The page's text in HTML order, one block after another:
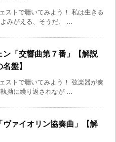
ストで聴いてみよう！ 私は生きる
みがえる、そうだ、 ...
ン「交響曲第７番」【解説
盤】
ストで聴いてみよう！ 弦楽器が奏
拗に繰り返されなが ...
ヴァイオリン協奏曲」【解